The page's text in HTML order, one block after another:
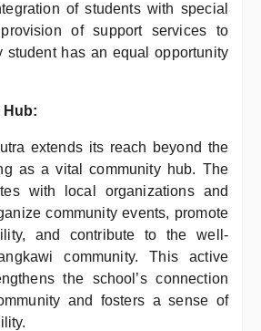
of students with special
of support services to
student has an equal opportunity
Hub:
extends its reach beyond the
as a vital community hub. The
with local organizations and
community events, promote
and contribute to the well-
community. This active
the school’s connection
and fosters a sense of